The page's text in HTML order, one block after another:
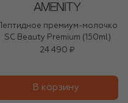
Пептидное премиум-молочко
SC Beauty Premium (150ml)
24 490 ₽
В корзину